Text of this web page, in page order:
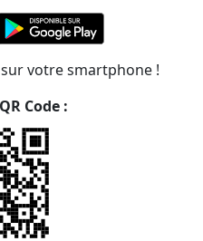
1km de la gare
198m
votre smartphone !
Code :